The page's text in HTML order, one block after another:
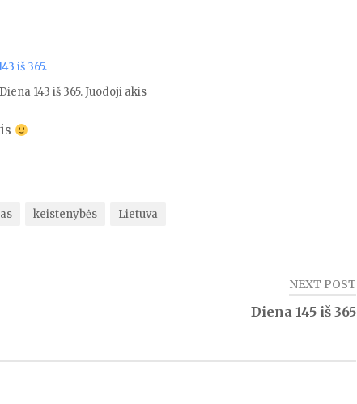
143 iš 365. Juodoji akis
keistenybės Lietuva
NEXT POST
Diena 145 iš 365